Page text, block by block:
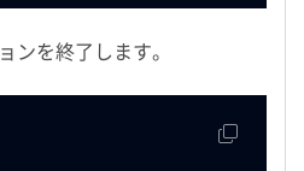
ンを終了します。